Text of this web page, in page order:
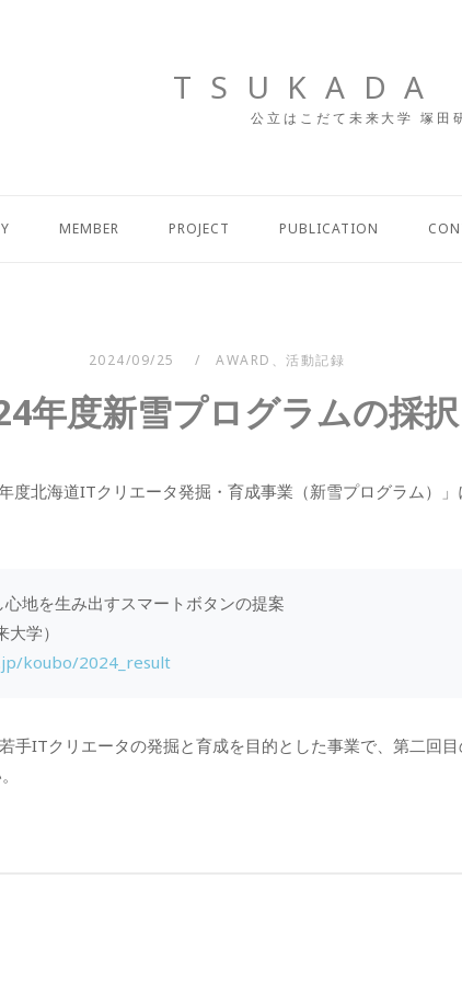
TSUKADA
公立はこだて未来大学 塚田
MEMBER PROJECT PUBLICATION
2024/09/25 AWARD 、活動記録
年度新雪プログラムの採択
度北海道ITクリエータ発掘・育成事業（新雪プログラム）
地を生み出すスマートボタンの提案
学）
koubo/2024_result
手ITクリエータの発掘と育成を目的とした事業で、第二回